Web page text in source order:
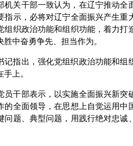
干部一致认为，在辽宁推动全
指示，必将对辽宁全面振兴产生
组织政治功能和组织功能，着力
胜中奋勇争先、担当作为。
出，强化党组织政治功能和组
上。
部表示，以实施全面振兴新突
的全面领导，在思想上自觉运用
问题、典型问题，用践行绝对忠